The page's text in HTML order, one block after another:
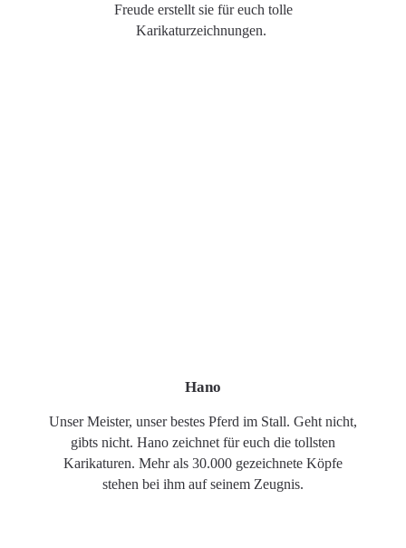
Freude erstellt sie für euch tolle
Karikaturzeichnungen.
Hano
Unser Meister, unser bestes Pferd im Stall. Geht nicht,
gibts nicht. Hano zeichnet für euch die tollsten
Karikaturen. Mehr als 30.000 gezeichnete Köpfe
stehen bei ihm auf seinem Zeugnis.